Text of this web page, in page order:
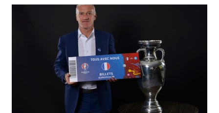
Your E-mail
Submit Comment